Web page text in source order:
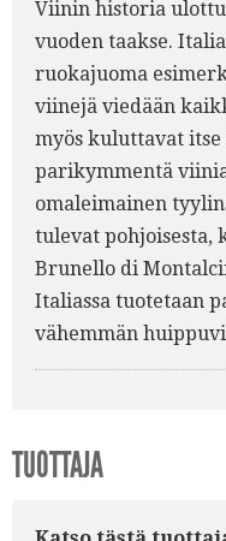
Viinin historia
vuoden taakse.
ruokajuoma
viinejä viedään
myös kuluttavat
parikymmentä
omaleimainen
tulevat pohjoisesta,
Brunello di
Italiassa tuotetaan
vähemmän
TUOTTAJA